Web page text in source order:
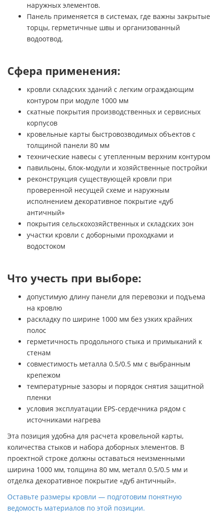
наружных элементов.
Панель применяется в системах, где важны закрытые
торцы, герметичные швы и организованный
водоотвод.
Сфера применения:
кровли складских зданий с легким ограждающим
контуром при модуле 1000 мм
скатные покрытия производственных и сервисных
корпусов
кровельные карты быстровозводимых объектов с
толщиной панели 80 мм
технические навесы с утепленным верхним контуром
павильоны, блок-модули и хозяйственные постройки
реконструкция существующей кровли при
проверенной несущей схеме и наружным
исполнением декоративное покрытие «дуб
античный»
покрытия сельскохозяйственных и складских зон
участки кровли с доборными проходками и
водостоком
Что учесть при выборе:
допустимую длину панели для перевозки и подъема
на кровлю
раскладку по ширине 1000 мм без узких крайних
полос
герметичность продольного стыка и примыканий к
стенам
совместимость металла 0.5/0.5 мм с выбранным
крепежом
температурные зазоры и порядок снятия защитной
пленки
условия эксплуатации EPS-сердечника рядом с
источниками нагрева
Эта позиция удобна для расчета кровельной карты,
количества стыков и набора доборных элементов. В
проектной строке должны оставаться неизменными
ширина 1000 мм, толщина 80 мм, металл 0.5/0.5 мм и
отделка декоративное покрытие «дуб античный».
Оставьте размеры кровли — подготовим понятную
ведомость материалов по этой позиции.